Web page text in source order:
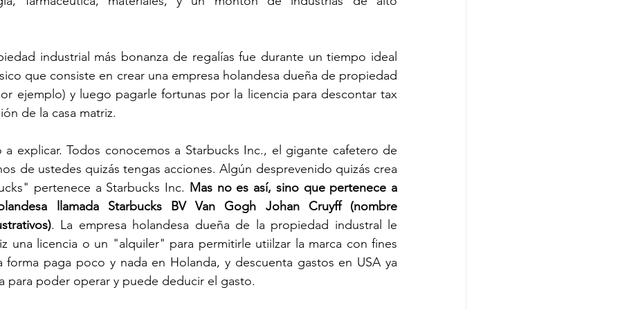
industrial más bonanza de regalías fue durante un tiempo ideal
que consiste en crear una empresa holandesa dueña de propiedad
ejemplo) y luego pagarle fortunas por la licencia para descontar tax
de la casa matriz.
a explicar. Todos conocemos a Starbucks Inc., el gigante cafetero de
de ustedes quizás tengas acciones. Algún desprevenido quizás crea
pertenece a Starbucks Inc. Mas no es así, sino que pertenece a
llamada Starbucks BV Van Gogh Johan Cruyff (nombre
. La empresa holandesa dueña de la propiedad industral le
una licencia o un "alquiler" para permitirle utiilzar la marca con fines
forma paga poco y nada en Holanda, y descuenta gastos en USA ya
para poder operar y puede deducir el gasto.